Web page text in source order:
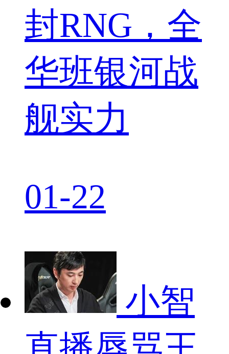
封RNG，全
华班银河战
舰实力
01-22
小智